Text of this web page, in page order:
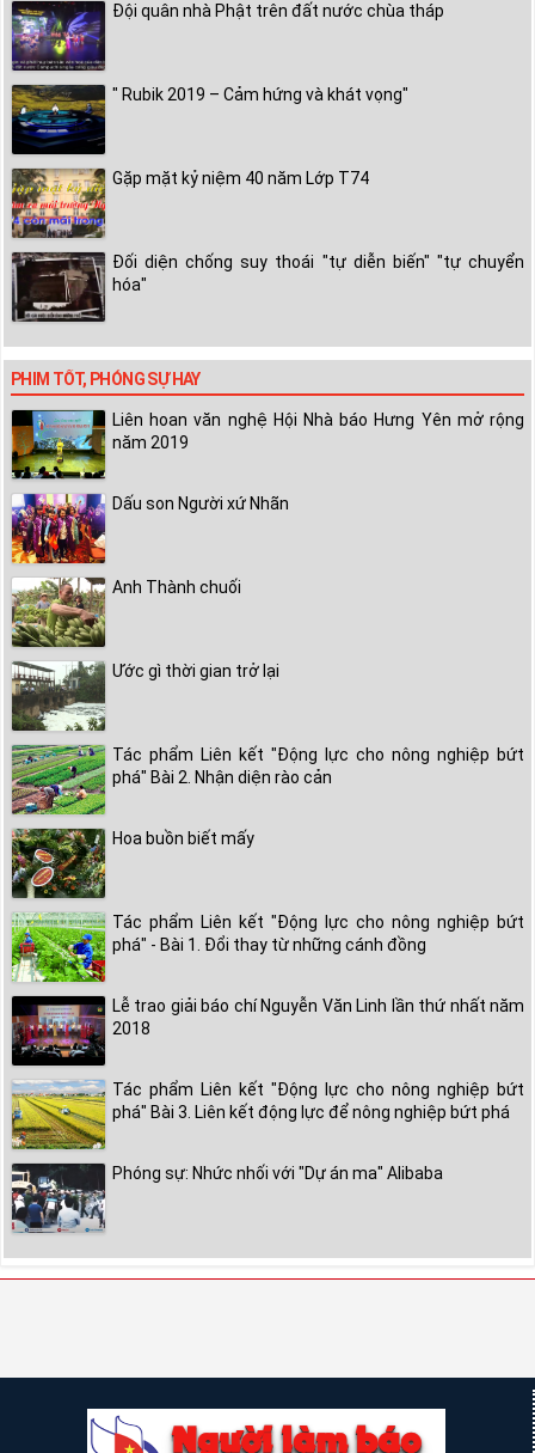
Đội quân nhà Phật trên đất nước chùa tháp
" Rubik 2019 – Cảm hứng và khát vọng"
Gặp mặt kỷ niệm 40 năm Lớp T74
Đối diện chống suy thoái "tự diễn biến" "tự chuyển
hóa"
PHIM TỐT, PHÓNG SỰ HAY
Liên hoan văn nghệ Hội Nhà báo Hưng Yên mở rộng
năm 2019
Dấu son Người xứ Nhãn
Anh Thành chuối
Ước gì thời gian trở lại
Tác phẩm Liên kết "Động lực cho nông nghiệp bứt
phá" Bài 2. Nhận diện rào cản
Hoa buồn biết mấy
Tác phẩm Liên kết "Động lực cho nông nghiệp bứt
phá" - Bài 1. Đổi thay từ những cánh đồng
Lễ trao giải báo chí Nguyễn Văn Linh lần thứ nhất năm
2018
Tác phẩm Liên kết "Động lực cho nông nghiệp bứt
phá" Bài 3. Liên kết động lực để nông nghiệp bứt phá
Phóng sự: Nhức nhối với "Dự án ma" Alibaba